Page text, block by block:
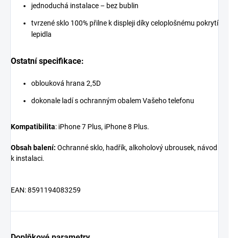
jednoduchá instalace – bez bublin
tvrzené sklo 100% přilne k displeji díky celoplošnému pokrytí
lepidla
Ostatní specifikace:
oblouková hrana 2,5D
dokonale ladí s ochranným obalem Vašeho telefonu
Kompatibilita: iPhone 7 Plus, iPhone 8 Plus.
Obsah balení: Ochranné sklo, hadřík, alkoholový ubrousek, návod
k instalaci.
EAN: 8591194083259